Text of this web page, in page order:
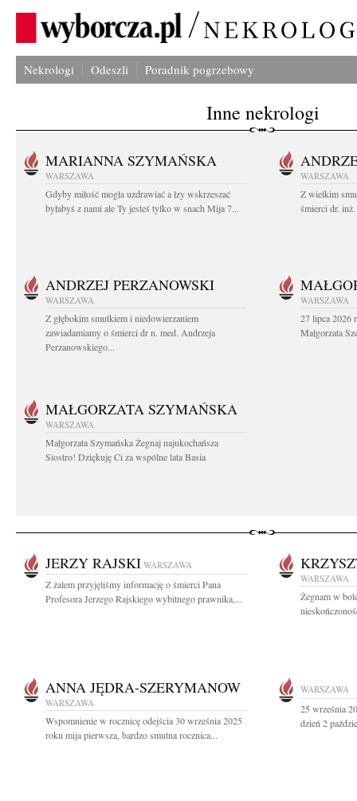
Nekrologi Odeszli Poradnik pogrzebowy
Inne nekrologi
MARIANNA SZYMAŃSKA
WARSZAWA
Gdyby miłość mogła uzdrawiać a łzy wskrzeszać
byłabyś z nami ale Ty jesteś tylko w snach Mija 7...
WARSZAWA
Z wielkim
śmierci dr.
ANDRZEJ PERZANOWSKI
WARSZAWA
Z głębokim smutkiem i niedowierzaniem
zawiadamiamy o śmierci dr n. med. Andrzeja
Perzanowskiego...
WARSZAWA
27 lipca 2026
Małgorzata
MAŁGORZATA SZYMAŃSKA
WARSZAWA
Małgorzata Szymańska Żegnaj najukochańsza
Siostro! Dziękuję Ci za wspólne lata Basia
JERZY RAJSKI WARSZAWA
Z żalem przyjęliśmy informację o śmierci Pana
Profesora Jerzego Rajskiego wybitnego prawnika,...
WARSZAWA
Żegnam w
ANNA JĘDRA-SZERYMANOW
WARSZAWA
Wspomnienie w rocznicę odejścia 30 września 2025
roku mija pierwsza, bardzo smutna rocznica...
WARSZAWA
25 września
dzień 2